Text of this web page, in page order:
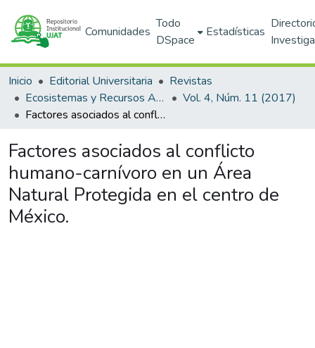
Comunidades
Todo
DSpace
Estadísticas
Inicio Editorial Universitaria
Revistas
Ecosistemas y Recursos Agropecuarios
Vol. 4, Núm. 11 (2017)
Factores asociados al conflicto humano-carnívoro en un Área Natural Protegida en el centro de México.
Factores asociados al conflicto
humano-carnívoro en un Área
Natural Protegida en el centro de
México.